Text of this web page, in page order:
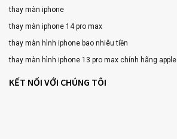
thay màn iphone
thay màn iphone 14 pro max
thay màn hình iphone bao nhiêu tiền
thay màn hình iphone 13 pro max chính hãng apple
KẾT NỐI VỚI CHÚNG TÔI